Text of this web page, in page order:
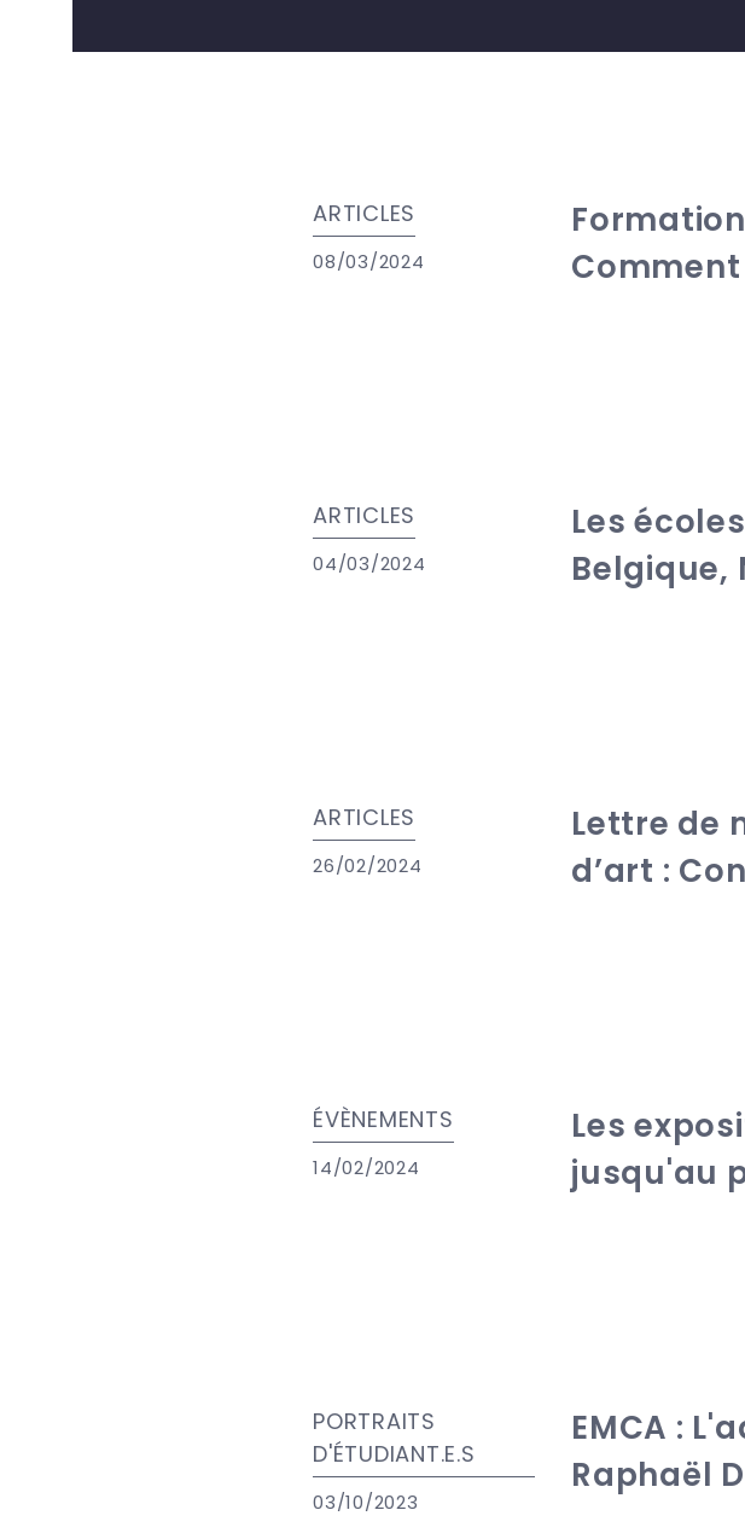
ARTICLES
08/03/2024
ARTICLES
04/03/2024
Les
Belgique,
ARTICLES
26/02/2024
Lettre de
d’art :
ÉVÈNEMENTS
14/02/2024
Les
jusqu'au
PORTRAITS
D'ÉTUDIANT.E.S
03/10/2023
EMCA :
Raphaël